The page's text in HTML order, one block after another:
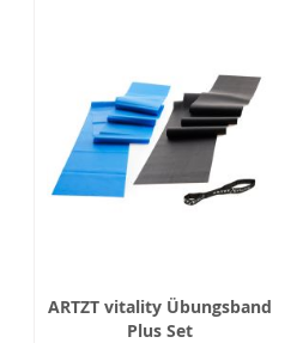
ARTZT vitality Übungsband
Plus Set